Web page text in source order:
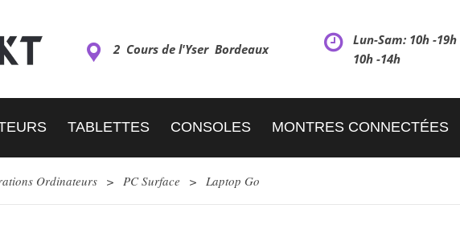
2 Cours de l'Yser Bordeaux
Lun-Sam: 10h -
10h -14h
TABLETTES CONSOLES MONTRES CONNECTÉES
Ordinateurs > PC Surface > Laptop Go